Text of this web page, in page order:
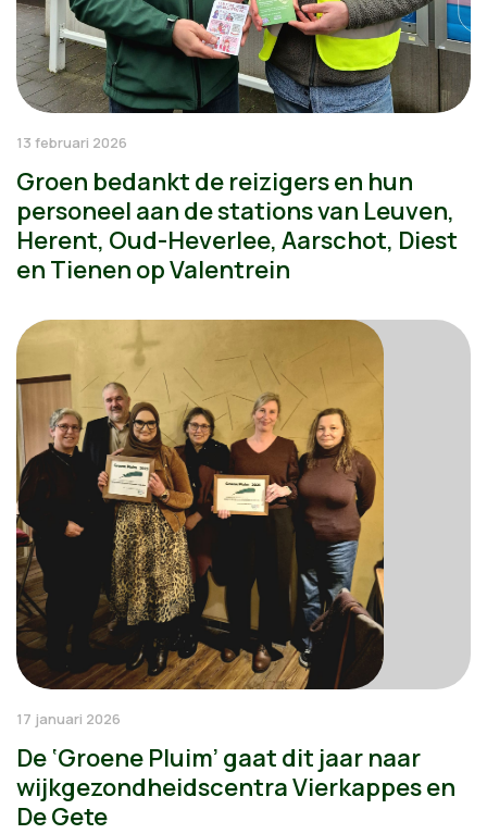
13 februari 2026
Groen bedankt de reizigers en hun
personeel aan de stations van Leuven,
Herent, Oud-Heverlee, Aarschot, Diest
en Tienen op Valentrein
17 januari 2026
De ‘Groene Pluim’ gaat dit jaar naar
wijkgezondheidscentra Vierkappes en
De Gete